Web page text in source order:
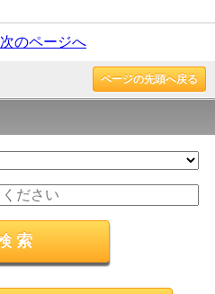
次のページへ
ページの先頭へ戻る